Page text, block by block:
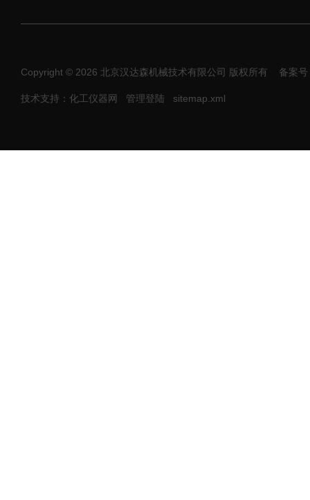
Copyright © 2026 北京汉达森机械技术有限公司 版权所有 备案
技术支持：化工仪器网 管理登陆 sitemap.xml